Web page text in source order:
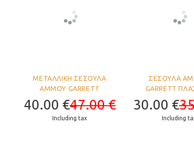
ΜΕΤΑΛΛΙΚΗ ΣΕΣΟΥΛΑ
ΑΜΜΟΥ GARRETT
40.00 €47.00€
Including tax
ΣΕΣΟΥΛΑ
GARRETT
30.00 €
Including